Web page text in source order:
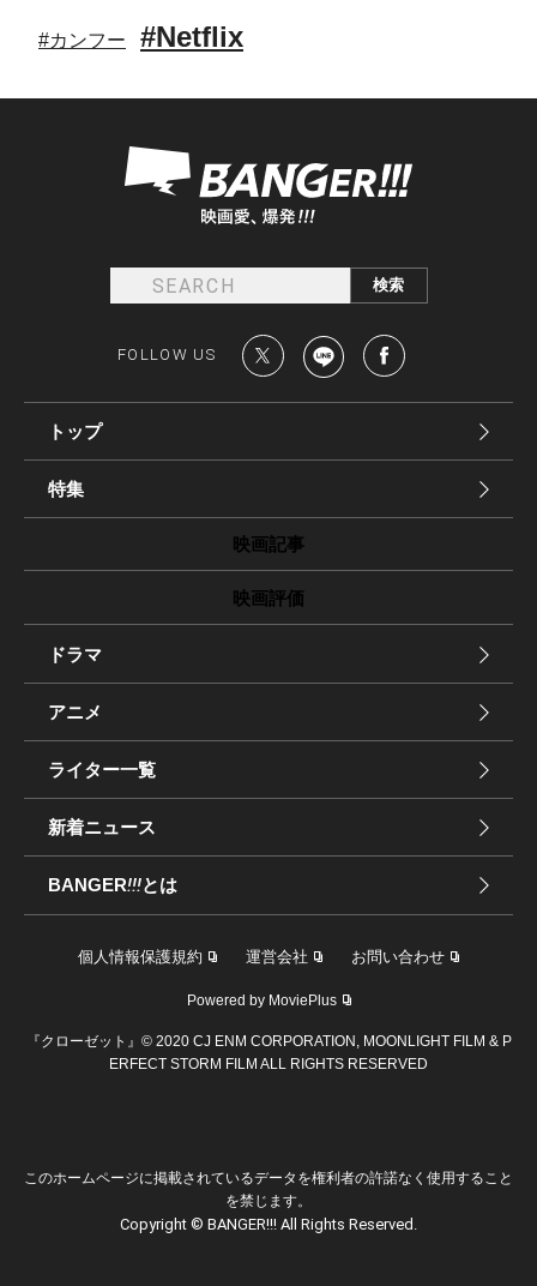
#カンフー #Netflix
FOLLOW US
トップ
特集
映画記事
映画評価
ドラマ
アニメ
ライター一覧
新着ニュース
BANGER!!!とは
個人情報保護規約 運営会社 お問い合わせ
Powered by MoviePlus
『クローゼット』© 2020 CJ ENM CORPORATION, MOONLIGHT FILM & P
ERFECT STORM FILM ALL RIGHTS RESERVED
このホームページに掲載されているデータを権利者の許諾なく使用すること
を禁じます。
Copyright © BANGER!!! All Rights Reserved.